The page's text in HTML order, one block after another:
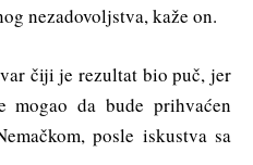
nezadovoljstva, kaže on.
čiji je rezultat bio puč, jer
mogao da bude prihvaćen
posle iskustva sa